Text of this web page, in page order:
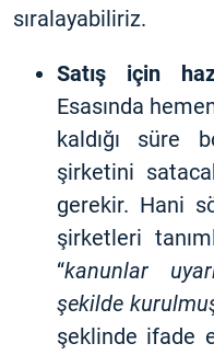
sıralayabiliriz.
Satış için
Esasında
kaldığı süre
şirketini
gerekir. Hani
şirketleri
“kanunlar
şekilde
şeklinde ifade